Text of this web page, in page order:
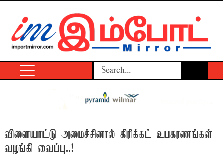
விளையாட்டு அமைச்சினால் கிரிக்கட் உபகரணங்கள்
வழங்கி வைப்பு..!